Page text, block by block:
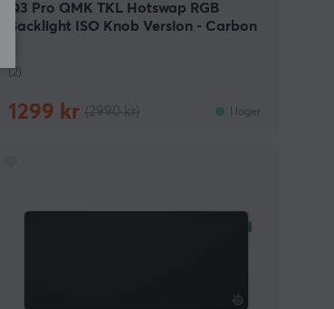
Q3 Pro QMK TKL Hotswap RGB
Backlight ISO Knob Version - Carbon
(2)
1299 kr I lager